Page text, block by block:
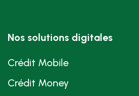
Nos solutions digitales
Crédit Mobile
Crédit Money